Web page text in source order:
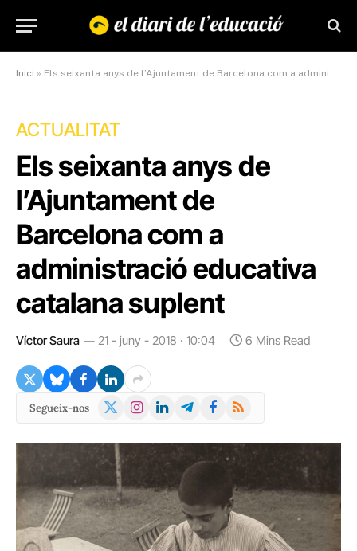
Inici » Els seixanta anys de l’Ajuntament de Barcelona com a administració educativa catalana suplent
ACTUALITAT
Els seixanta anys de
l’Ajuntament de
Barcelona com a
administració educativa
catalana suplent
Víctor Saura 21 - juny - 2018 · 10:04 6 Mins Read
Segueix-nos
X
Instagram
LinkedInTelegramFacebook
RSS